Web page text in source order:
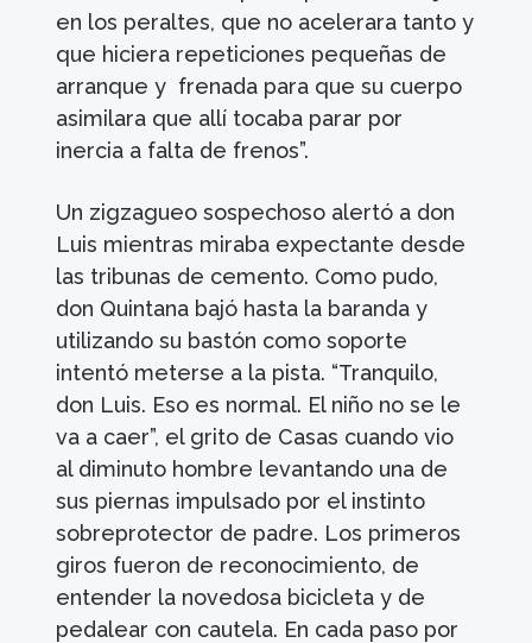
en los peraltes, que no acelerara tanto y
que hiciera repeticiones pequeñas de
arranque y frenada para que su cuerpo
asimilara que allí tocaba parar por
inercia a falta de frenos”.
Un zigzagueo sospechoso alertó a don
Luis mientras miraba expectante desde
las tribunas de cemento. Como pudo,
don Quintana bajó hasta la baranda y
utilizando su bastón como soporte
intentó meterse a la pista. “Tranquilo,
don Luis. Eso es normal. El niño no se le
va a caer”, el grito de Casas cuando vio
al diminuto hombre levantando una de
sus piernas impulsado por el instinto
sobreprotector de padre. Los primeros
giros fueron de reconocimiento, de
entender la novedosa bicicleta y de
pedalear con cautela. En cada paso por